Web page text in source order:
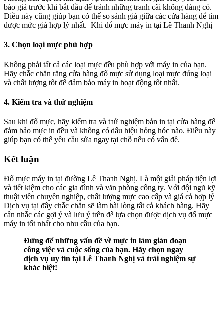
báo giá trước khi bắt đầu để tránh những tranh cãi không đáng có.
Điều này cũng giúp bạn có thể so sánh giá giữa các cửa hàng để tìm
được mức giá hợp lý nhất. Khi đổ mực máy in tại Lê Thanh Nghị
3. Chọn loại mực phù hợp
Không phải tất cả các loại mực đều phù hợp với máy in của bạn.
Hãy chắc chắn rằng cửa hàng đổ mực sử dụng loại mực đúng loại
và chất lượng tốt để đảm bảo máy in hoạt động tốt nhất.
4. Kiểm tra và thử nghiệm
Sau khi đổ mực, hãy kiểm tra và thử nghiệm bản in tại cửa hàng để
đảm bảo mực in đều và không có dấu hiệu hỏng hóc nào. Điều này
giúp bạn có thể yêu cầu sửa ngay tại chỗ nếu có vấn đề.
Kết luận
Đổ mực máy in tại đường Lê Thanh Nghị. Là một giải pháp tiện lợi
và tiết kiệm cho các gia đình và văn phòng công ty. Với đội ngũ kỹ
thuật viên chuyên nghiệp, chất lượng mực cao cấp và giá cả hợp lý
Dịch vụ tại đây chắc chắn sẽ làm hài lòng tất cả khách hàng. Hãy
cân nhắc các gợi ý và lưu ý trên để lựa chọn được dịch vụ đổ mực
máy in tốt nhất cho nhu cầu của bạn.
Đừng để những vấn đề về mực in làm gián đoạn
công việc và cuộc sống của bạn. Hãy chọn ngay
dịch vụ uy tín tại Lê Thanh Nghị và trải nghiệm sự
khác biệt!